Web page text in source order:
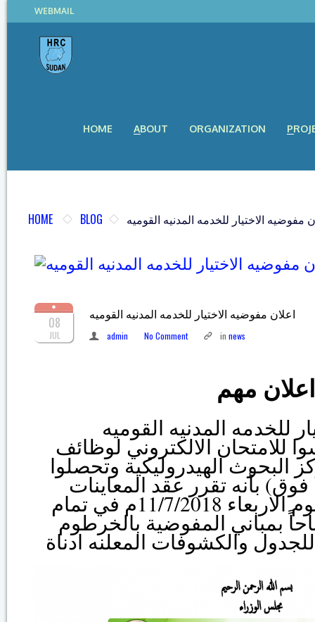
WEBMAIL
HOME ABOUT ORGANIZATION
HOME BLOG مفوضيه الاختيار للخدمه المدنيه القوميه
08
JUL
اعلان مفوضيه الاختيار للخدمه المدنيه القوميه
admin No Comment in news
اعلان مهم
للامتحان الالكتروني لوظائف
البحوث الهيدروليكية وتحصلوا
فما فوق) بأنه تقرر عقد المعاينات
الشفهية إعتباراً من يوم الاربعاء 11/7/2018م في تمام
بمباني المفوضية بالخرطوم